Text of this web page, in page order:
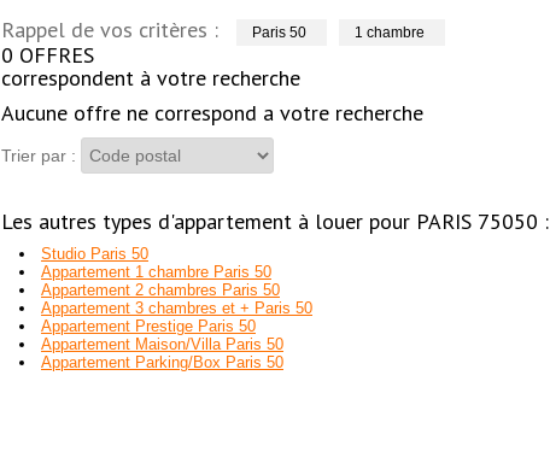
Rappel de vos critères : Paris 50 1 chambre
0 OFFRES
correspondent à votre recherche
Aucune offre ne correspond a votre recherche
Trier par :
Les autres types d'appartement à louer pour PARIS 75050 :
Studio Paris 50
Appartement 1 chambre Paris 50
Appartement 2 chambres Paris 50
Appartement 3 chambres et + Paris 50
Appartement Prestige Paris 50
Appartement Maison/Villa Paris 50
Appartement Parking/Box Paris 50